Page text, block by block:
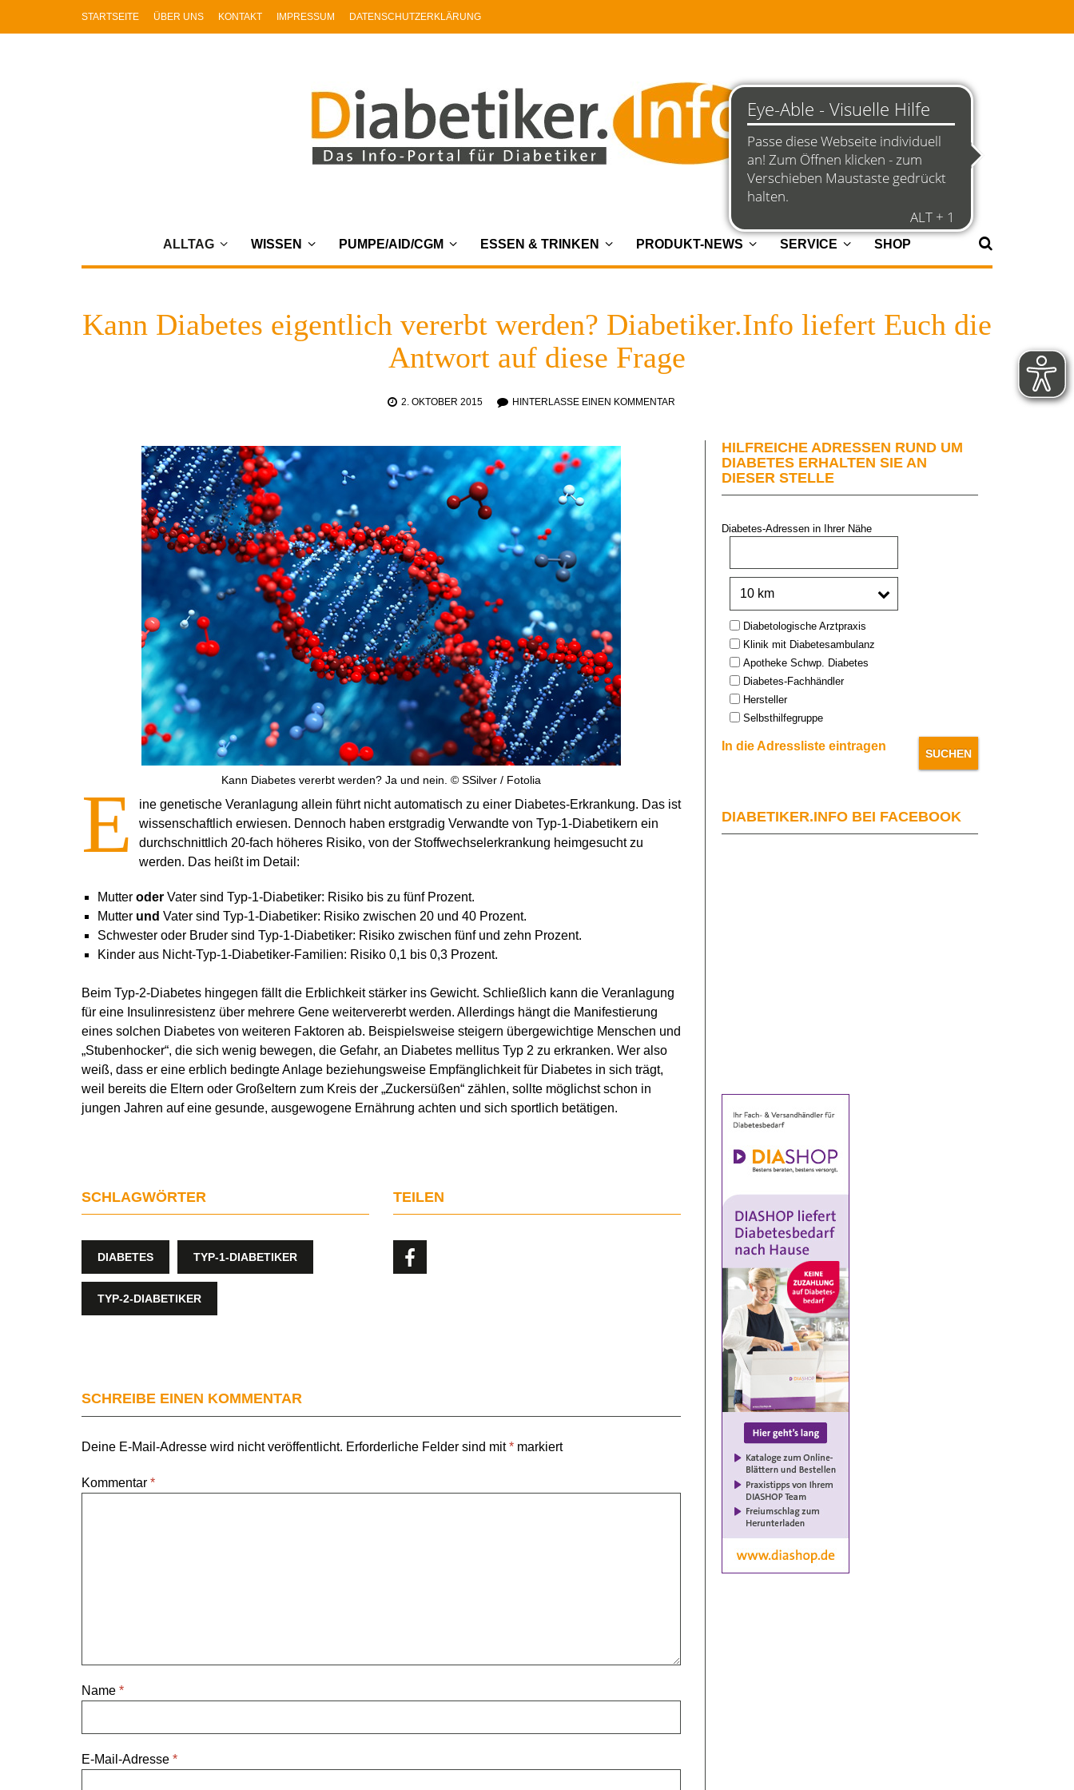
STARTSEITE ÜBER UNS KONTAKT IMPRESSUM DATENSCHUTZERKLÄRUNG
ALLTAG WISSEN PUMPE/AID/CGM ESSEN & TRINKEN PRODUKT-NEWS SERVICE SHOP
Kann Diabetes eigentlich vererbt werden? Diabetiker.Info liefert Euch die
Antwort auf diese Frage
2. OKTOBER 2015 HINTERLASSE EINEN KOMMENTAR
Kann Diabetes vererbt werden? Ja und nein. © SSilver / Fotolia
E
ine genetische Veranlagung allein führt nicht automatisch zu einer Diabetes-Erkrankung. Das ist
wissenschaftlich erwiesen. Dennoch haben erstgradig Verwandte von Typ-1-Diabetikern ein
durchschnittlich 20-fach höheres Risiko, von der Stoffwechselerkrankung heimgesucht zu
werden. Das heißt im Detail:
Mutter oder Vater sind Typ-1-Diabetiker: Risiko bis zu fünf Prozent.
Mutter und Vater sind Typ-1-Diabetiker: Risiko zwischen 20 und 40 Prozent.
Schwester oder Bruder sind Typ-1-Diabetiker: Risiko zwischen fünf und zehn Prozent.
Kinder aus Nicht-Typ-1-Diabetiker-Familien: Risiko 0,1 bis 0,3 Prozent.
Beim Typ-2-Diabetes hingegen fällt die Erblichkeit stärker ins Gewicht. Schließlich kann die Veranlagung
für eine Insulinresistenz über mehrere Gene weitervererbt werden. Allerdings hängt die Manifestierung
eines solchen Diabetes von weiteren Faktoren ab. Beispielsweise steigern übergewichtige Menschen und
„Stubenhocker“, die sich wenig bewegen, die Gefahr, an Diabetes mellitus Typ 2 zu erkranken. Wer also
weiß, dass er eine erblich bedingte Anlage beziehungsweise Empfänglichkeit für Diabetes in sich trägt,
weil bereits die Eltern oder Großeltern zum Kreis der „Zuckersüßen“ zählen, sollte möglichst schon in
jungen Jahren auf eine gesunde, ausgewogene Ernährung achten und sich sportlich betätigen.
SCHLAGWÖRTER
DIABETES TYP-1-DIABETIKER
TYP-2-DIABETIKER
TEILEN
SCHREIBE EINEN KOMMENTAR
Deine E-Mail-Adresse wird nicht veröffentlicht. Erforderliche Felder sind mit* markiert
Kommentar *
Name *
E-Mail-Adresse *
HILFREICHE ADRESSEN RUND UM
DIABETES ERHALTEN SIE AN
DIESER STELLE
Diabetes-Adressen in Ihrer Nähe
Type:Diabetologische Arztpraxis
Klinik mit Diabetesambulanz
Apotheke Schwp. Diabetes
Diabetes-Fachhändler
Hersteller
Selbsthilfegruppe
In die Adressliste eintragen
DIABETIKER.INFO BEI FACEBOOK